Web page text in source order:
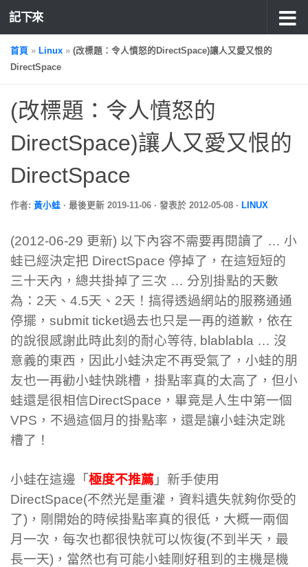
記下來
首頁 » Linux » (改標題：令人憤怒的DirectSpace)讓人又愛又恨的
DirectSpace
(改標題：令人憤怒的
DirectSpace)讓人又愛又恨的
DirectSpace
作者: 黃小蛙 · 最後更新 2019-11-06 · 發表於 2012-05-08 · LINUX
(2012-06-29 更新) 以下內容不需要再閱讀了 … 小
蛙已經決定把 DirectSpace 停掉了，在這短短的
三十天內，總共掛掉了三次 … 分別掛點的天數
為：2天、4.5天、2天！搞得透過網站的服務通通
停擺，submit ticket過去也只是一再的道歉，依在
的說很感謝此時此刻的耐心等待, blablabla … 沒
意義的東西，因此小蛙決定不再受氣了，小蛙的朋
友也一再勸小蛙快跳槽，掛點率真的太高了，但小
蛙還是很相信DirectSpace，畢竟是人生中第一個
VPS，不過這個月的掛點率，還是讓小蛙決定跳
槽了！
小蛙在這邊「極度不推薦 」新手使用
DirectSpace(不然光是重灌，資料遺失就夠你受的
了)，剛開始的時候掛點率真的很低，大概一兩個
月一次，每次也都很快就可以恢復(不到半天，最
長一天)，當然也有可能小蛙剛好租到的主機是機